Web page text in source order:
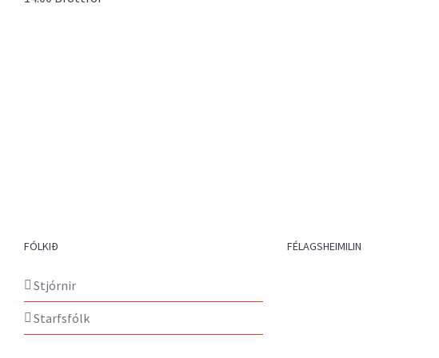
FÓLKIÐ
Stjórnir
Starfsfólk
FÉLAGSHEIMILIN